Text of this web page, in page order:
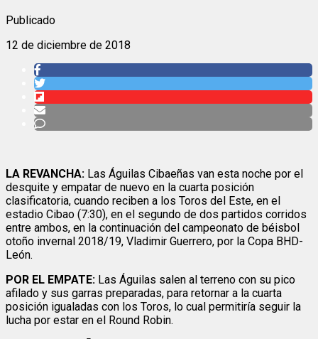
Publicado
12 de diciembre de 2018
LA REVANCHA: Las Águilas Cibaeñas van esta noche por el
desquite y empatar de nuevo en la cuarta posición
clasificatoria, cuando reciben a los Toros del Este, en el
estadio Cibao (7:30), en el segundo de dos partidos corridos
entre ambos, en la continuación del campeonato de béisbol
otoño invernal 2018/19, Vladimir Guerrero, por la Copa BHD-
León.
POR EL EMPATE: Las Águilas salen al terreno con su pico
afilado y sus garras preparadas, para retornar a la cuarta
posición igualadas con los Toros, lo cual permitiría seguir la
lucha por estar en el Round Robin.